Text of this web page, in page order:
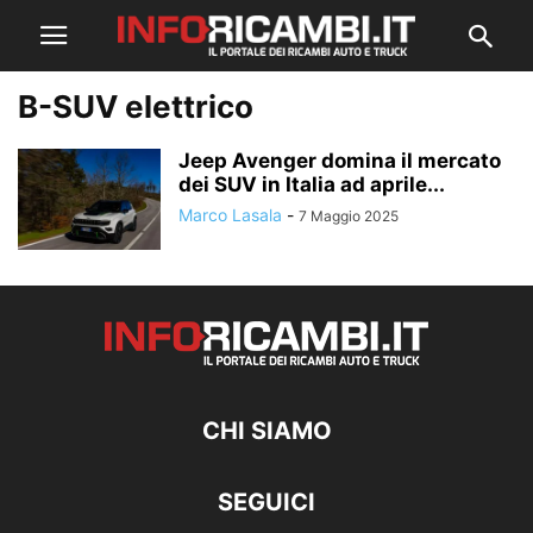
B-SUV elettrico
Jeep Avenger domina il mercato
dei SUV in Italia ad aprile...
Marco Lasala - 7 Maggio 2025
CHI SIAMO
SEGUICI